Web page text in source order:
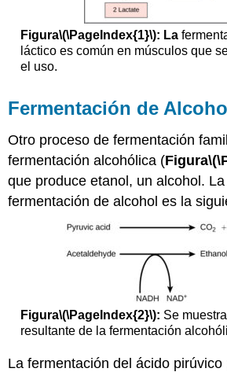
Figura\(\PageIndex{1}\): La
láctico es común en músculos que
el uso.
Fermentación de
Otro proceso de fermentación
fermentación alcohólica (Figura
que produce etanol, un alcohol.
fermentación de alcohol es la
Figura\(\PageIndex{2}\): Se
resultante de la fermentación
La fermentación del ácido